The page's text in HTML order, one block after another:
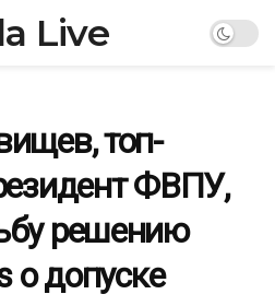
Live
топ-
ФВПУ,
решению
о допуске